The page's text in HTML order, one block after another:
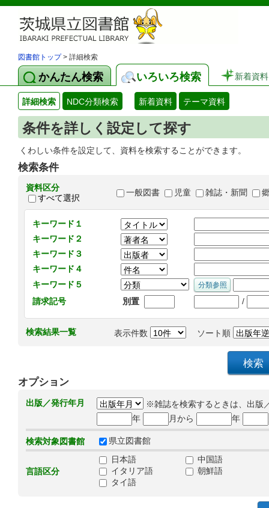
図書館トップ> 詳細検索
かんたん検索 いろいろ検索 新着資料
詳細検索 NDC分類検索 新着資料 テーマ資料
条件を詳しく設定して探す
くわしい条件を設定して、資料を検索することができます。
検索条件
資料区分
すべて選択
一般図書 児童 雑誌・新聞
キーワード１
キーワード２
キーワード３
キーワード４
キーワード５
請求記号
別置 /
検索結果一覧 表示件数 ソート順
オプション
出版／発行年月
※雑誌を検索するときは、出版
年
月から 年
検索対象図書館 県立図書館
言語区分
日本語
中国語
イタリア語
朝鮮語
タイ語